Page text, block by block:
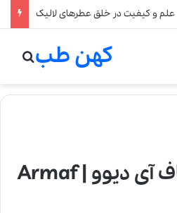
علم و کیفیت در خلق عطرهای لالیک
کهن طب
عطر ادکلن آرماف آی دیوو | Armaf